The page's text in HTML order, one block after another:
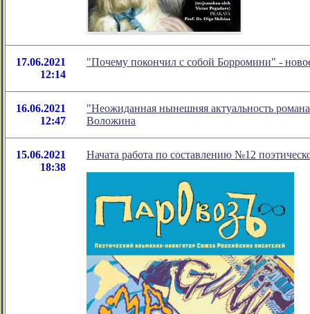
17.06.2021
12:14
"Почему покончил с собой Борромини" -
16.06.2021
12:47
"Неожиданная нынешняя актуальность
Воложина
15.06.2021
18:38
Начата работа по составлению №12